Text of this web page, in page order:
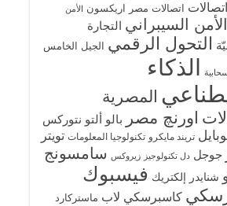
اتصالات اتصالات مصر اريكسون الأمن
الأمن السيبراني التجارة
التحول الرقمي الجيل الخامس
الذكاء
المصرية
اورنچ مصر بالو ألتو نتوركس
تريند مايكرو تكنولوجيا المعلومات تويتر
جوجل دل تكنولوجيز زيروكس سامسونج
شنايدر إلكتريك فيسبوك
كاسبرسكي لاب ماستركارد